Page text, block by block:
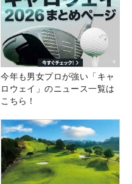
今年も男女プロが強い「キャ
ロウェイ」のニュース一覧は
こちら！